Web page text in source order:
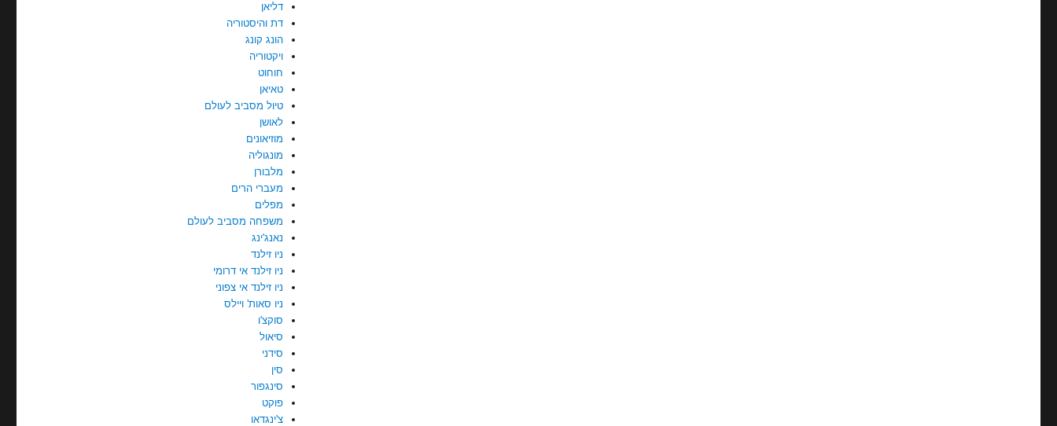
דליאן
דת והיסטוריה
הונג קונג
ויקטוריה
חוחוט
טאיאן
טיול מסביב לעולם
לאושן
מוזיאונים
מונגוליה
מלבורן
מעברי הרים
מפלים
משפחה מסביב לעולם
נאנג'ינג
ניו זילנד
ניו זילנד אי דרומי
ניו זילנד אי צפוני
ניו סאות' ויילס
סוקצ'ו
סיאול
סידני
סין
סינגפור
פוקט
צ'ינגדאו